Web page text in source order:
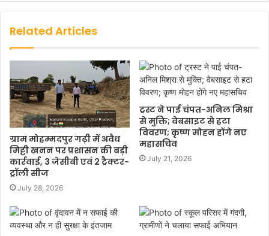
Related Articles
ग्राम मोहम्मदपुर गढ़ी में अवैध
मिट्टी खनन पर प्रशासन की बड़ी
कार्रवाई, 3 जेसीबी एवं 2 ट्रैक्टर-
ट्रॉली सीज
July 28, 2026
ट्रस्ट ने पाई चंपत-अनिल मिश्रा
से मुक्ति; वेबसाइट से हटा
विवरण; कृष्ण मोहन होंगे नए
महासचिव
July 21, 2026